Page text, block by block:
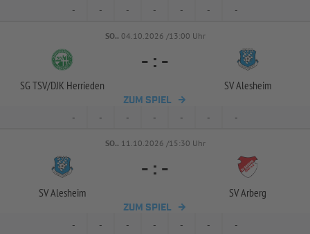
- - - - - - -
SO.. 04.10.2026 /13:00 Uhr
SG TSV/DJK Herrieden
- : -
SV Alesheim
ZUM SPIEL
- - - - - - -
SO.. 11.10.2026 /15:30 Uhr
SV Alesheim
- : -
SV Arberg
ZUM SPIEL
- - - - - - -